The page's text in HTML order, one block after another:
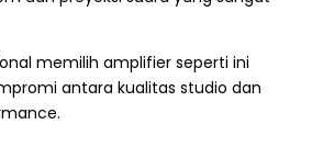
memilih amplifier seperti ini
antara kualitas studio dan